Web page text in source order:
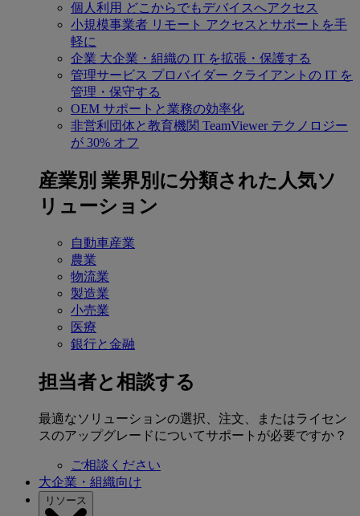
個人利用 どこからでもデバイスへアクセス
小規模事業者 リモート アクセスとサポートを手
軽に
企業 大企業・組織の IT を拡張・保護する
管理サービス プロバイダー クライアントの IT を
管理・保守する
OEM サポートと業務の効率化
非営利団体と教育機関 TeamViewer テクノロジー
が 30% オフ
産業別 業界別に分類された人気ソ
リューション
自動車産業
農業
物流業
製造業
小売業
医療
銀行と金融
担当者と相談する
最適なソリューションの選択、注文、またはライセン
スのアップグレードについてサポートが必要ですか？
ご相談ください
大企業・組織向け
リソース